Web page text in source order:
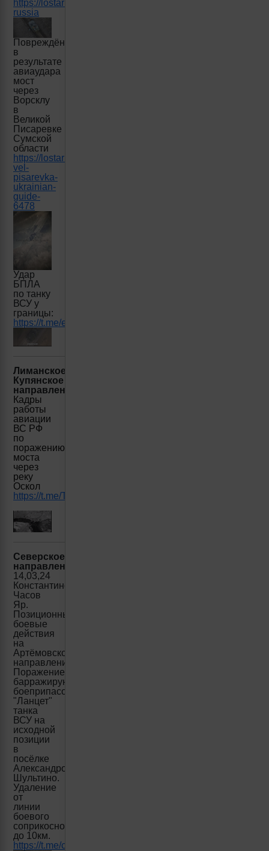
https://lostarmour.info/news/lancet_24_03_14_02_mod-
russia
Повреждённый
в
результате
авиаудара
мост
через
Ворсклу
в
Великой
Писаревке
Сумской
области
https://lostarmour.info/news/most-
vel-
pisarevka-
ukrainian-
guide-
6478
Удар
БПЛА
по танку
ВСУ у
границы:
https://t.me/epoddubny/19349
Лиманское/
Купянское
направление:
Кадры
работы
авиации
ВС РФ
по
поражению
моста
через
реку
Оскол
https://t.me/The_Wrong_Side/15013
Северское
направление:
14,03,24
Константиновка-
Часов
Яр.
Позиционные
боевые
действия
на
Артёмовском
направлении.
Поражение
барражирующим
боеприпасом
"Ланцет"
танка
ВСУ на
исходной
позиции
в
посёлке
Александро-
Шультино.
Удаление
от
линии
боевого
соприкосновения
до 10км.
https://t.me/creamy_caprice/4756